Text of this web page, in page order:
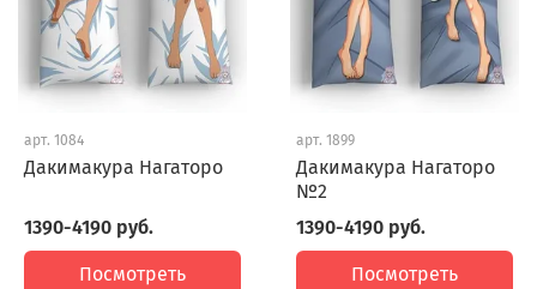
арт. 1084
Дакимакура Нагаторо
1390-4190 руб.
Посмотреть
арт. 1899
Дакимакура Нагаторо
№2
1390-4190 руб.
Посмотреть